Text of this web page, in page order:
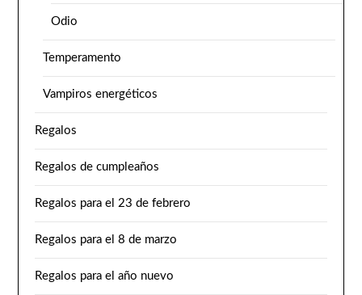
Odio
Temperamento
Vampiros energéticos
Regalos
Regalos de cumpleaños
Regalos para el 23 de febrero
Regalos para el 8 de marzo
Regalos para el año nuevo